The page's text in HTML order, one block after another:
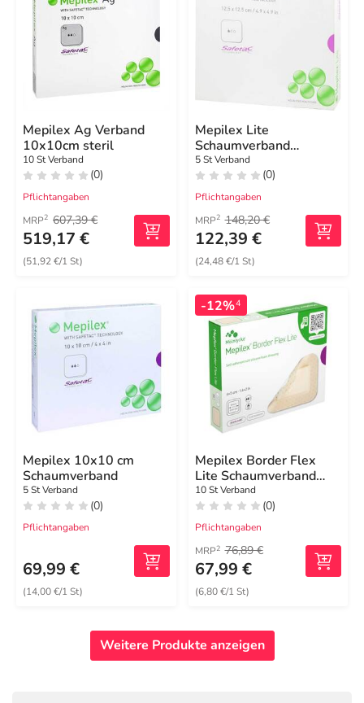
Mepilex Ag Verband
10x10cm steril
10 St Verband
(0)
Pflichtangaben
MRP2 607,39 €
519,17 €
(51,92 €/1 St)
Mepilex Lite
Schaumverband
12,5x12,5cm steril
5 St Verband
(0)
Pflichtangaben
MRP2 148,20 €
122,39 €
(24,48 €/1 St)
Mepilex 10x10 cm
Schaumverband
5 St Verband
(0)
Pflichtangaben
69,99 €
(14,00 €/1 St)
-12%4
Mepilex Border Flex
Lite Schaumverband
4x5 cm
10 St Verband
(0)
Pflichtangaben
MRP2 76,89 €
67,99 €
(6,80 €/1 St)
Weitere Produkte anzeigen